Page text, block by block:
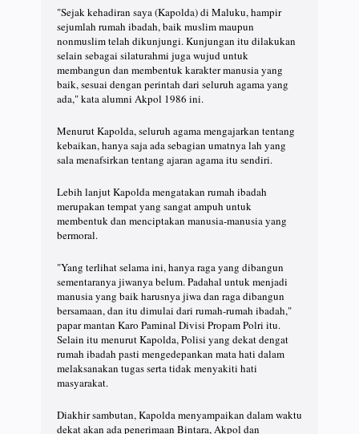
"Sejak kehadiran saya (Kapolda) di Maluku, hampir
sejumlah rumah ibadah, baik muslim maupun
nonmuslim telah dikunjungi. Kunjungan itu dilakukan
selain sebagai silaturahmi juga wujud untuk
membangun dan membentuk karakter manusia yang
baik, sesuai dengan perintah dari seluruh agama yang
ada," kata alumni Akpol 1986 ini.
Menurut Kapolda, seluruh agama mengajarkan tentang
kebaikan, hanya saja ada sebagian umatnya lah yang
sala menafsirkan tentang ajaran agama itu sendiri.
Lebih lanjut Kapolda mengatakan rumah ibadah
merupakan tempat yang sangat ampuh untuk
membentuk dan menciptakan manusia-manusia yang
bermoral.
"Yang terlihat selama ini, hanya raga yang dibangun
sementaranya jiwanya belum. Padahal untuk menjadi
manusia yang baik harusnya jiwa dan raga dibangun
bersamaan, dan itu dimulai dari rumah-rumah ibadah,"
papar mantan Karo Paminal Divisi Propam Polri itu.
Selain itu menurut Kapolda, Polisi yang dekat dengat
rumah ibadah pasti mengedepankan mata hati dalam
melaksanakan tugas serta tidak menyakiti hati
masyarakat.
Diakhir sambutan, Kapolda menyampaikan dalam waktu
dekat akan ada penerimaan Bintara, Akpol dan